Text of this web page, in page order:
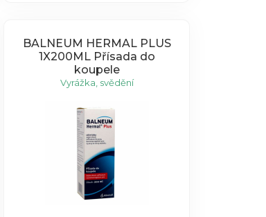
BALNEUM HERMAL PLUS
1X200ML Přísada do
koupele
Vyrážka, svědění